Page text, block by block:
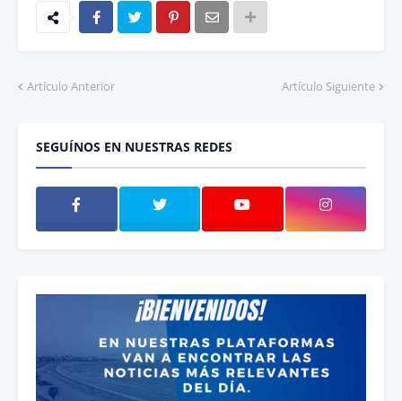
Artículo Anterior Artículo Siguiente
SEGUÍNOS EN NUESTRAS REDES